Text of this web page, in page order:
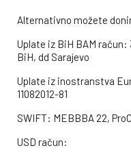
Alternativno možete
Uplate iz BiH BAM račun:
BiH, dd Sarajevo
Uplate iz inostranstva
11082012-81
SWIFT: MEBBBA 22,
USD račun: